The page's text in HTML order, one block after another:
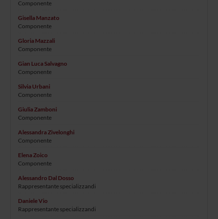
Componente
Gisella Manzato
Componente
Gloria Mazzali
Componente
Gian Luca Salvagno
Componente
Silvia Urbani
Componente
Giulia Zamboni
Componente
Alessandra Zivelonghi
Componente
Elena Zoico
Componente
Alessandro Dal Dosso
Rappresentante specializzandi
Daniele Vio
Rappresentante specializzandi